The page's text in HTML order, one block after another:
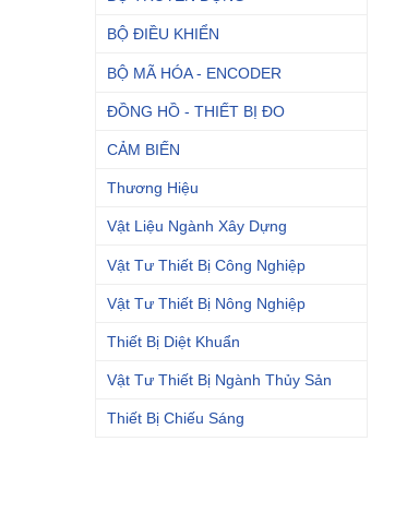
BỘ ĐIỀU KHIỂN
BỘ MÃ HÓA - ENCODER
ĐỒNG HỒ - THIẾT BỊ ĐO
CẢM BIẾN
Thương Hiệu
Vật Liệu Ngành Xây Dựng
Vật Tư Thiết Bị Công Nghiệp
Vật Tư Thiết Bị Nông Nghiệp
Thiết Bị Diệt Khuẩn
Vật Tư Thiết Bị Ngành Thủy Sản
Thiết Bị Chiếu Sáng